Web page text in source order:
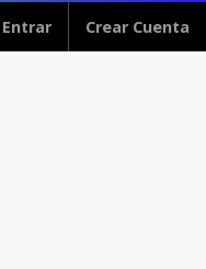
Entrar Crear Cuenta